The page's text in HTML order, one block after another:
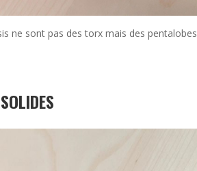
ne sont pas des torx mais des pentalobes